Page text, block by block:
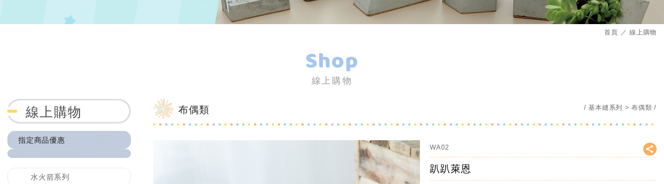
首頁 線上購物
Shop
線上購物
線上購物
指定商品優惠
水火箭系列
基本縫系列 布偶類
布偶類
WA02
趴趴萊恩